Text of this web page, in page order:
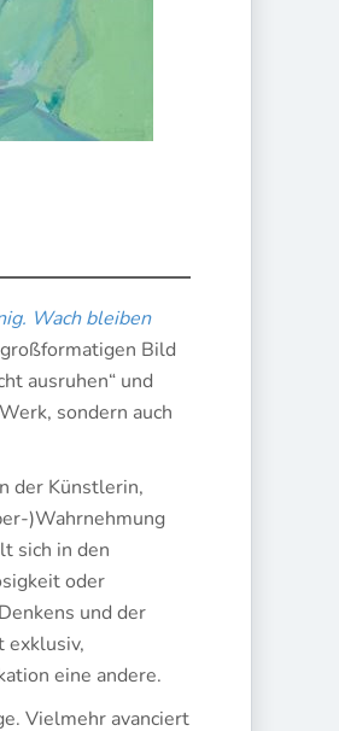
Wach bleiben
Bild
ausruhen“ und
sondern auch
der Künstlerin,
)Wahrnehmung
sich in den
oder
und der
exklusiv,
eine andere.
Vielmehr avanciert